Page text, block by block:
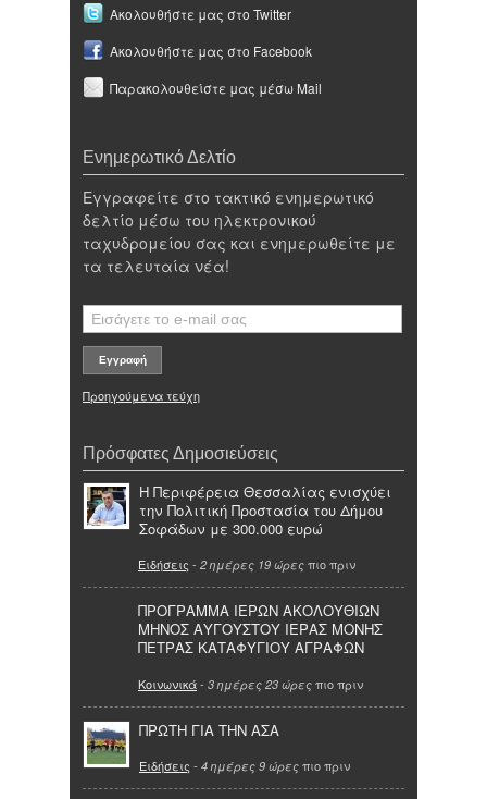
Ακολουθήστε μας στο Twitter
Ακολουθήστε μας στο Facebook
Παρακολουθείστε μας μέσω Mail
Ενημερωτικό Δελτίο
Εγγραφείτε στο τακτικό ενημερωτικό
δελτίο μέσω του ηλεκτρονικού
ταχυδρομείου σας και ενημερωθείτε με
τα τελευταία νέα!
Προηγούμενα τεύχη
Πρόσφατες Δημοσιεύσεις
Η Περιφέρεια Θεσσαλίας ενισχύει
την Πολιτική Προστασία του Δήμου
Σοφάδων με 300.000 ευρώ
Ειδήσεις - 2 ημέρες 19 ώρες πιο πριν
ΠΡΟΓΡΑΜΜΑ ΙΕΡΩΝ ΑΚΟΛΟΥΘΙΩΝ
ΜΗΝΟΣ ΑΥΓΟΥΣΤΟΥ ΙΕΡΑΣ ΜΟΝΗΣ
ΠΕΤΡΑΣ ΚΑΤΑΦΥΓΙΟΥ ΑΓΡΑΦΩΝ
Κοινωνικά- 3 ημέρες 23 ώρες πιο πριν
ΠΡΩΤΗ ΓΙΑ ΤΗΝ ΑΣΑ
Ειδήσεις - 4 ημέρες 9 ώρες πιο πριν